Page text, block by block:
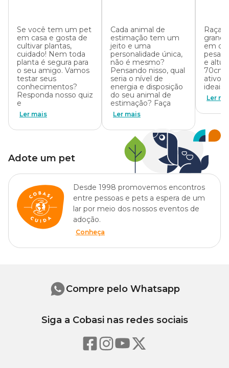
Se você tem um pet
em casa e gosta de
cultivar plantas,
cuidado! Nem toda
planta é segura para
o seu amigo. Vamos
testar seus
conhecimentos?
Responda nosso quiz
e
Ler mais
Cada animal de
estimação tem um
jeito e uma
personalidade única,
não é mesmo?
Pensando nisso, qual
seria o nível de
energia e disposição
do seu animal de
estimação? Faça
Ler mais
Raças
em
pesa
e
70cm.
ativos,
ideais
Ler
Adote um pet
Desde 1998 promovemos encontros
entre pessoas e pets a espera de um
lar por meio dos nossos eventos de
adoção.
Conheça
Compre pelo Whatsapp
Siga a Cobasi nas redes sociais